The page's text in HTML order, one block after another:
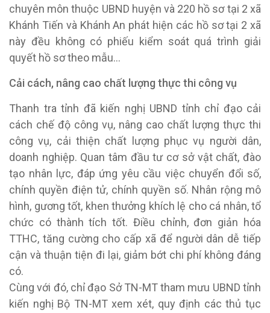
chuyên môn thuộc UBND huyện và 220 hồ sơ tại 2 xã
Khánh Tiến và Khánh An phát hiện các hồ sơ tại 2 xã
này đều không có phiếu kiểm soát quá trình giải
quyết hồ sơ theo mẫu…
Cải cách, nâng cao chất lượng thực thi công vụ
Thanh tra tỉnh đã kiến nghị UBND tỉnh chỉ đạo cải
cách chế độ công vụ, nâng cao chất lượng thực thi
công vụ, cải thiện chất lượng phục vụ người dân,
doanh nghiệp. Quan tâm đầu tư cơ sở vật chất, đào
tạo nhân lực, đáp ứng yêu cầu việc chuyển đổi số,
chính quyền điện tử, chính quyền số. Nhân rộng mô
hình, gương tốt, khen thưởng khích lệ cho cá nhân, tổ
chức có thành tích tốt. Điều chỉnh, đơn giản hóa
TTHC, tăng cường cho cấp xã để người dân dễ tiếp
cận và thuận tiện đi lại, giảm bớt chi phí không đáng
có.
Cùng với đó, chỉ đạo Sở TN-MT tham mưu UBND tỉnh
kiến nghị Bộ TN-MT xem xét, quy định các thủ tục